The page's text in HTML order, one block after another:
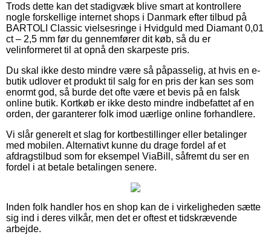
Trods dette kan det stadigvæk blive smart at kontrollere
nogle forskellige internet shops i Danmark efter tilbud på
BARTOLI Classic vielsesringe i Hvidguld med Diamant 0,01
ct – 2,5 mm før du gennemfører dit køb, så du er
velinformeret til at opnå den skarpeste pris.
Du skal ikke desto mindre være så påpasselig, at hvis en e-
butik udlover et produkt til salg for en pris der kan ses som
enormt god, så burde det ofte være et bevis på en falsk
online butik. Kortkøb er ikke desto mindre indbefattet af en
orden, der garanterer folk imod uærlige online forhandlere.
Vi slår generelt et slag for kortbestillinger eller betalinger
med mobilen. Alternativt kunne du drage fordel af et
afdragstilbud som for eksempel ViaBill, såfremt du ser en
fordel i at betale betalingen senere.
Inden folk handler hos en shop kan de i virkeligheden sætte
sig ind i deres vilkår, men det er oftest et tidskrævende
arbejde.